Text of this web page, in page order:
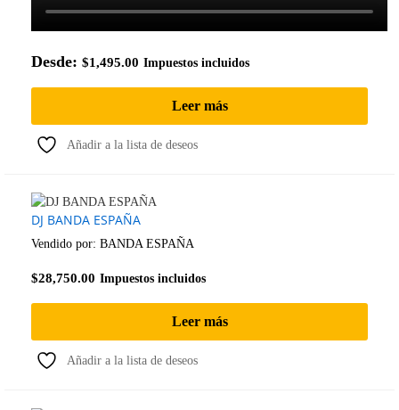
Desde: $1,495.00 Impuestos incluidos
Leer más
Añadir a la lista de deseos
DJ BANDA ESPAÑA
Vendido por: BANDA ESPAÑA
$28,750.00 Impuestos incluidos
Leer más
Añadir a la lista de deseos